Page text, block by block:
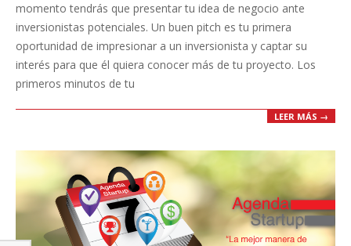
momento tendrás que presentar tu idea de negocio ante
inversionistas potenciales. Un buen pitch es tu primera
oportunidad de impresionar a un inversionista y captar su
interés para que él quiera conocer más de tu proyecto. Los
primeros minutos de tu
LEER MÁS →